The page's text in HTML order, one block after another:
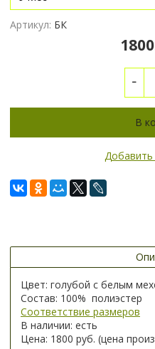
Артикул: БК
В
Добавить
Цвет: голубой с белым
Состав: 100% полиэстер
Соответствие размеров
В наличии: есть
Цена: 1800 руб. (цена